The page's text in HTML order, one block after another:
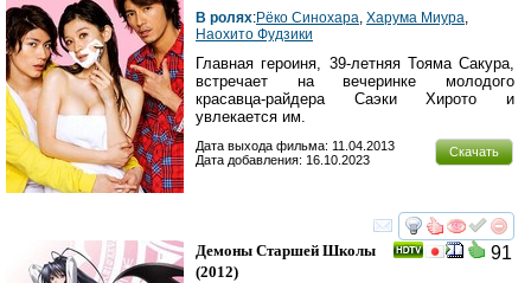
В ролях:Рёко Синохара, Харума Миура,
Наохито Фудзики
Главная героиня, 39-летняя Тояма Сакура,
встречает на вечеринке молодого
красавца-райдера Саэки Хирото и
увлекается им.
Скачать
Дата выхода фильма: 11.04.2013
Дата добавления: 16.10.2023
смотреть
91
Демоны Старшей Школы
(2012)